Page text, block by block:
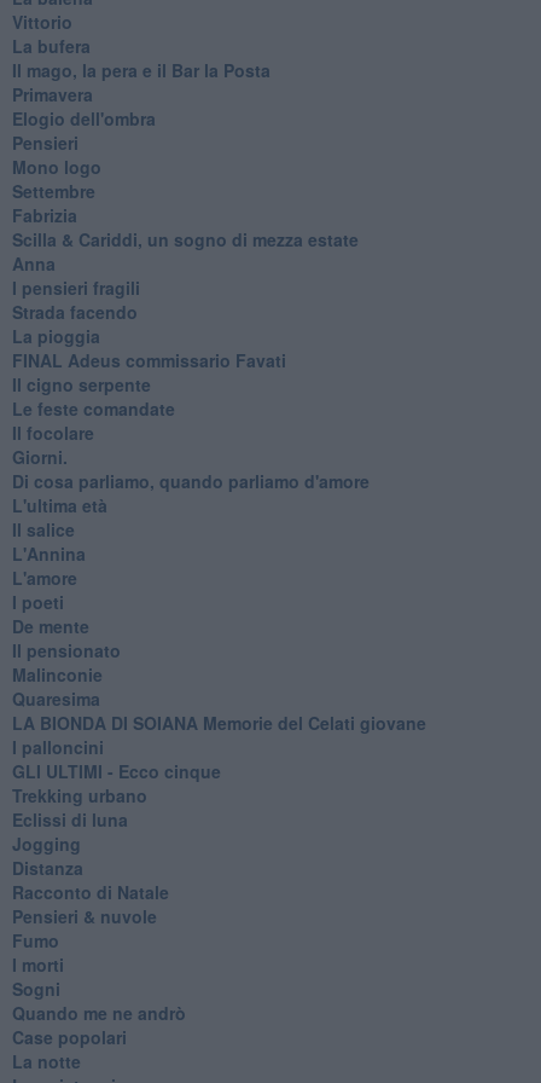
Vittorio
La bufera
Il mago, la pera e il Bar la Posta
Primavera
Elogio dell'ombra
Pensieri
Mono logo
Settembre
Fabrizia
​Scilla & Cariddi, un sogno di mezza estate
Anna
I pensieri fragili
Strada facendo
La pioggia
FINAL Adeus commissario Favati
Il cigno serpente
Le feste comandate
Il focolare
Giorni.
Di cosa parliamo, quando parliamo d'amore
L'ultima età
Il salice
L'Annina
L'amore
I poeti
De mente
Il pensionato
Malinconie
Quaresima
LA BIONDA DI SOIANA Memorie del Celati giovane
I palloncini
GLI ULTIMI - Ecco cinque
Trekking urbano
Eclissi di luna
Jogging
Distanza
Racconto di Natale
Pensieri & nuvole
Fumo
I morti
Sogni
Quando me ne andrò
Case popolari
La notte